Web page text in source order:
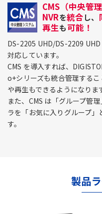
CMS（中央管
NVRを統合し、
再生も可能！
DS-2205 UHD/DS-2209
対応しています。
CMS を導入すれば、
o+シリーズも統合管理する
や再生もできるようになりま
また、CMS は「グループ管
ラを「お気に入りグループ
す。
製品